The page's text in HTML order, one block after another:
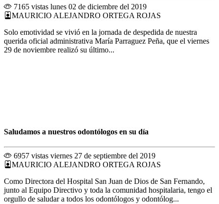
7165 vistas lunes 02 de diciembre del 2019
MAURICIO ALEJANDRO ORTEGA ROJAS
Solo emotividad se vivió en la jornada de despedida de nuestra
querida oficial administrativa María Parraguez Peña, que el viernes
29 de noviembre realizó su último...
Saludamos a nuestros odontólogos en su día
6957 vistas viernes 27 de septiembre del 2019
MAURICIO ALEJANDRO ORTEGA ROJAS
Como Directora del Hospital San Juan de Dios de San Fernando,
junto al Equipo Directivo y toda la comunidad hospitalaria, tengo el
orgullo de saludar a todos los odontólogos y odontólog...